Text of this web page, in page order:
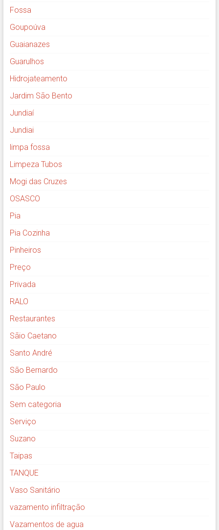
Fossa
Goupoúva
Guaianazes
Guarulhos
Hidrojateamento
Jardim São Bento
Jundiaí
Jundiai
limpa fossa
Limpeza Tubos
Mogi das Cruzes
OSASCO
Pia
Pia Cozinha
Pinheiros
Preço
Privada
RALO
Restaurantes
Sãio Caetano
Santo André
São Bernardo
São Paulo
Sem categoria
Serviço
Suzano
Taipas
TANQUE
Vaso Sanitário
vazamento infiltração
Vazamentos de agua